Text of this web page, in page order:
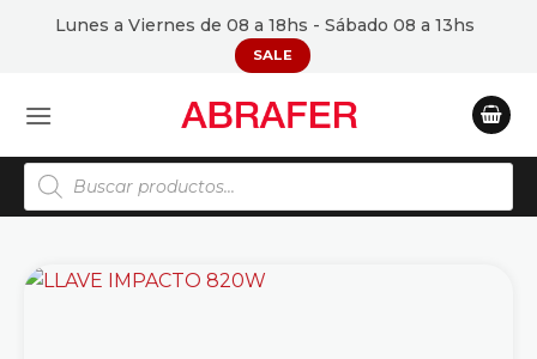
Lunes a Viernes de 08 a 18hs - Sábado 08 a 13hs
SALE
Búsqueda
de
productos